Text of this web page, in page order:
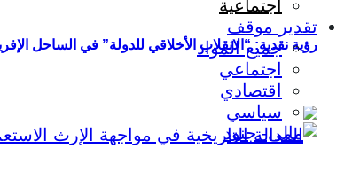
رؤية نقدية: “الانقلاب الأخلاقي للدولة” في الساحل
اجتماعية
تقدير موقف
جميع المواد
اجتماعي
اقتصادي
سياسي